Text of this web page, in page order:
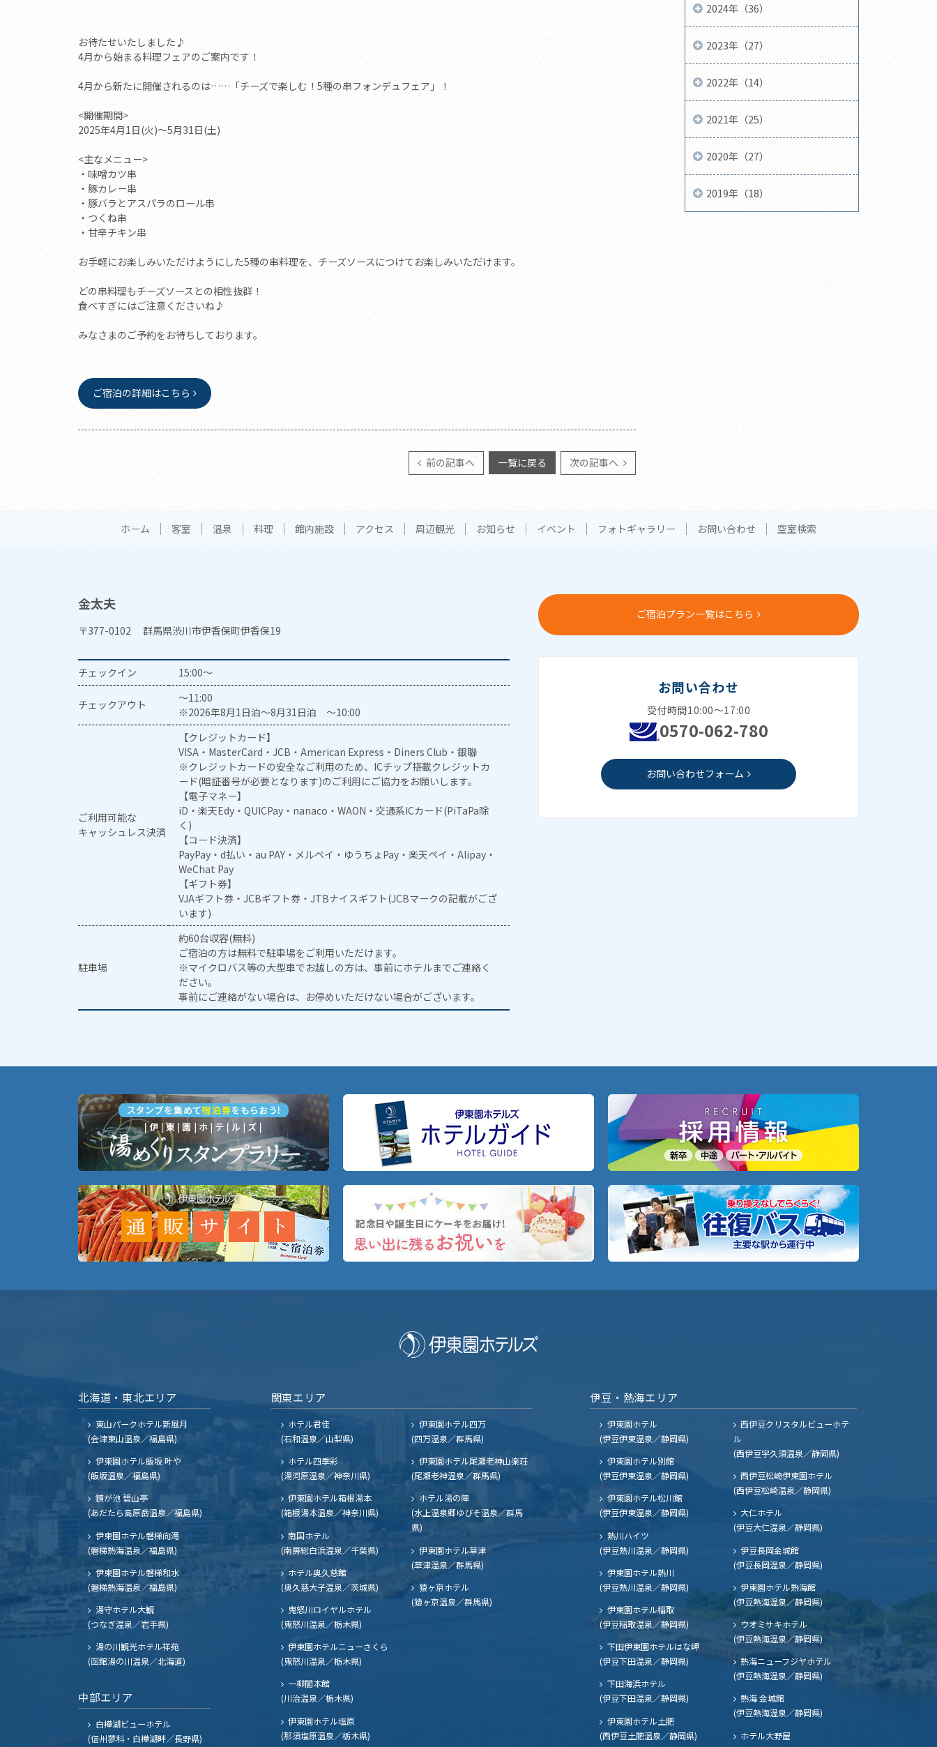
お待たせいたしました♪
4月から始まる料理フェアのご案内です！
4月から新たに開催されるのは……「チーズで楽しむ！5種の串フォンデュフェア」！
<開催期間>
2025年4月1日(火)～5月31日(土)
<主なメニュー>
・味噌カツ串
・豚カレー串
・豚バラとアスパラのロール串
・つくね串
・甘辛チキン串
お手軽にお楽しみいただけようにした5種の串料理を、チーズソースにつけてお楽しみいただけます。
どの串料理もチーズソースとの相性抜群！
食べすぎにはご注意くださいね♪
みなさまのご予約をお待ちしております。
ご宿泊の詳細はこちら
前の記事へ 一覧に戻る 次の記事へ
2024年（36）
2023年（27）
2022年（14）
2021年（25）
2020年（27）
2019年（18）
ホーム 客室 温泉 料理 館内施設 アクセス 周辺観光 お知らせ イベント フォトギャラリー お問い合わせ 空室検索
金太夫
〒377-0102 群馬県渋川市伊香保町伊香保19
チェックイン 15:00～
チェックアウト
～11:00
※2026年8月1日泊～8月31日泊 ～10:00
ご利用可能な
キャッシュレス決済
【クレジットカード】
VISA・MasterCard・JCB・American Express・Diners Club・銀聯
※クレジットカードの安全なご利用のため、ICチップ搭載クレジットカ
ード(暗証番号が必要となります)のご利用にご協力をお願いします。
【電子マネー】
iD・楽天Edy・QUICPay・nanaco・WAON・交通系ICカード(PiTaPa除
く)
【コード決済】
PayPay・d払い・au PAY・メルペイ・ゆうちょPay・楽天ペイ・Alipay・
WeChat Pay
【ギフト券】
VJAギフト券・JCBギフト券・JTBナイスギフト(JCBマークの記載がござ
います)
駐車場
約60台収容(無料)
ご宿泊の方は無料で駐車場をご利用いただけます。
※マイクロバス等の大型車でお越しの方は、事前にホテルまでご連絡く
ださい。
事前にご連絡がない場合は、お停めいただけない場合がございます。
ご宿泊プラン一覧はこちら
お問い合わせ
受付時間10:00～17:00
0570-062-780
お問い合わせフォーム
北海道・東北エリア
東山パークホテル新風月
(会津東山温泉／福島県)
伊東園ホテル飯坂 叶や
(飯坂温泉／福島県)
鏡が池 碧山亭
(あだたら高原岳温泉／福島県)
伊東園ホテル磐梯向滝
(磐梯熱海温泉／福島県)
伊東園ホテル磐梯和水
(磐梯熱海温泉／福島県)
湯守ホテル大観
(つなぎ温泉／岩手県)
湯の川観光ホテル祥苑
(函館湯の川温泉／北海道)
中部エリア
白樺湖ビューホテル
(信州蓼科・白樺湖畔／長野県)
関東エリア
ホテル君佳
(石和温泉／山梨県)
ホテル四季彩
(湯河原温泉／神奈川県)
伊東園ホテル箱根湯本
(箱根湯本温泉／神奈川県)
南国ホテル
(南房総白浜温泉／千葉県)
ホテル奥久慈館
(奥久慈大子温泉／茨城県)
鬼怒川ロイヤルホテル
(鬼怒川温泉／栃木県)
伊東園ホテルニューさくら
(鬼怒川温泉／栃木県)
一柳閣本館
(川治温泉／栃木県)
伊東園ホテル塩原
(那須塩原温泉／栃木県)
伊東園ホテル四万
(四万温泉／群馬県)
伊東園ホテル尾瀬老神山楽荘
(尾瀬老神温泉／群馬県)
ホテル湯の陣
(水上温泉郷ゆびそ温泉／群馬
県)
伊東園ホテル草津
(草津温泉／群馬県)
猿ヶ京ホテル
(猿ヶ京温泉／群馬県)
伊豆・熱海エリア
伊東園ホテル
(伊豆伊東温泉／静岡県)
伊東園ホテル別館
(伊豆伊東温泉／静岡県)
伊東園ホテル松川館
(伊豆伊東温泉／静岡県)
熱川ハイツ
(伊豆熱川温泉／静岡県)
伊東園ホテル熱川
(伊豆熱川温泉／静岡県)
伊東園ホテル稲取
(伊豆稲取温泉／静岡県)
下田伊東園ホテルはな岬
(伊豆下田温泉／静岡県)
下田海浜ホテル
(伊豆下田温泉／静岡県)
伊東園ホテル土肥
(西伊豆土肥温泉／静岡県)
西伊豆クリスタルビューホテ
ル
(西伊豆宇久須温泉／静岡県)
西伊豆松崎伊東園ホテル
(西伊豆松崎温泉／静岡県)
大仁ホテル
(伊豆大仁温泉／静岡県)
伊豆長岡金城館
(伊豆長岡温泉／静岡県)
伊東園ホテル熱海館
(伊豆熱海温泉／静岡県)
ウオミサキホテル
(伊豆熱海温泉／静岡県)
熱海ニューフジヤホテル
(伊豆熱海温泉／静岡県)
熱海 金城館
(伊豆熱海温泉／静岡県)
ホテル大野屋